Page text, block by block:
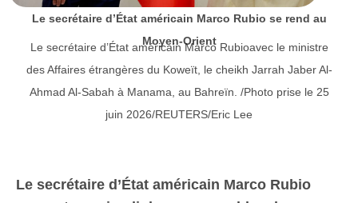
Le secrétaire d’État américain Marco Rubio se rend au
Moyen-Orient
Le secrétaire d’État américain Marco Rubioavec le ministre
des Affaires étrangères du Koweït, le cheikh Jarrah Jaber Al-
Ahmad Al-Sabah à Manama, au Bahreïn. /Photo prise le 25
juin 2026/REUTERS/Eric Lee
Le secrétaire d’État américain Marco Rubio